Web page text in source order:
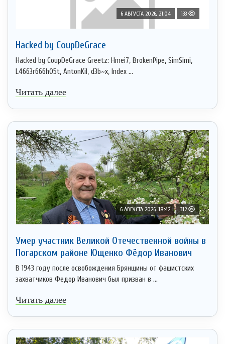
6 АВГУСТА 2026, 21:04 133
Hacked by CoupDeGrace
Hacked by CoupDeGrace Greetz: Hmei7, BrokenPipe, SimSimi,
L4663r666h05t, AntonKil, d3b~x, Index ...
Читать далее
6 АВГУСТА 2026, 18:42 312
Умер участник Великой Отечественной войны в
Погарском районе Ющенко Фёдор Иванович
В 1943 году после освобождения Брянщины от фашистских
захватчиков Федор Иванович был призван в ...
Читать далее